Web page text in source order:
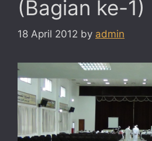
(Bagian ke-1)
18 April 2012 by admin